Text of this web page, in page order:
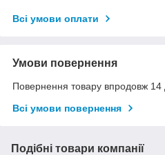
Всі умови оплати
Умови повернення
Повернення товару впродовж 14
Всі умови повернення
Подібні товари компанії